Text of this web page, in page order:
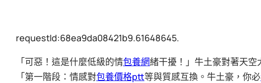
requestId:68ea9da08421b9.61648645.
「可惡！這是什麼低級的情包養網緒干擾！」牛土豪對著天
「第一階段：情感對包養價格ptt等與質感互換。牛土豪，你必